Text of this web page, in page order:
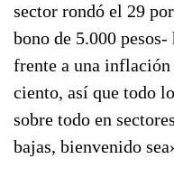
sector rondó el 29
bono de 5.000
frente a una
ciento, así que todo
sobre todo en
bajas, bienvenido